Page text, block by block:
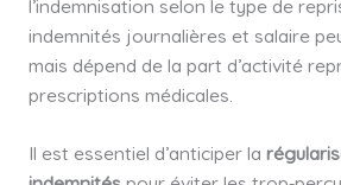
l’indemnisation selon le type de
indemnités journalières et salaire
mais dépend de la part d’activité
prescriptions médicales.
Il est essentiel d’anticiper la